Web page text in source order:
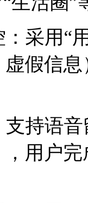
采用“
假信
支持语
，用户